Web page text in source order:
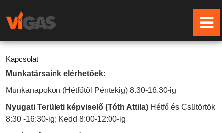
Kapcsolat
Munkatársaink elérhetőek:
Munkanapokon (Hétfőtől Péntekig) 8:30-16:30-ig
Nyugati Területi képviselő (Tóth Attila) Hétfő és Csütörtök
8:30 -16:30-ig; Kedd 8:00-12:00-ig